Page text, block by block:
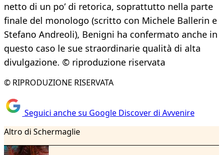
netto di un po’ di retorica, soprattutto nella parte
finale del monologo (scritto con Michele Ballerin e
Stefano Andreoli), Benigni ha confermato anche in
questo caso le sue straordinarie qualità di alta
divulgazione. © riproduzione riservata
© RIPRODUZIONE RISERVATA
Seguici anche su Google Discover di Avvenire
Altro di Schermaglie